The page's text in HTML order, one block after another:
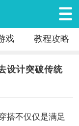
戏 教程攻略
设计突破传统
搭不仅仅是满足